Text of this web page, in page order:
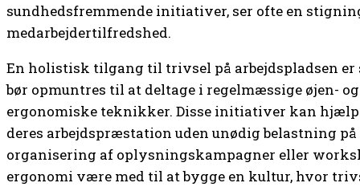
sundhedsfremmende initiativer, ser ofte en
medarbejdertilfredshed.
En holistisk tilgang til trivsel på arbejdspladsen er
bør opmuntres til at deltage i regelmæssige øjen-
ergonomiske teknikker. Disse initiativer kan
deres arbejdspræstation uden unødig belastning på
organisering af oplysningskampagner eller
ergonomi være med til at bygge en kultur, hvor